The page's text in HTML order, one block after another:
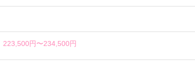
223,500円〜234,500円